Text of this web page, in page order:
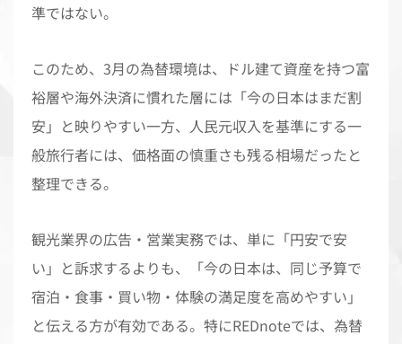
準ではない。
このため、3月の為替環境は、ドル建て資産を持つ富
裕層や海外決済に慣れた層には「今の日本はまだ割
安」と映りやすい一方、人民元収入を基準にする一
般旅行者には、価格面の慎重さも残る相場だったと
整理できる。
観光業界の広告・営業実務では、単に「円安で安
い」と訴求するよりも、「今の日本は、同じ予算で
宿泊・食事・買い物・体験の満足度を高めやすい」
と伝える方が有効である。特にREDnoteでは、為替